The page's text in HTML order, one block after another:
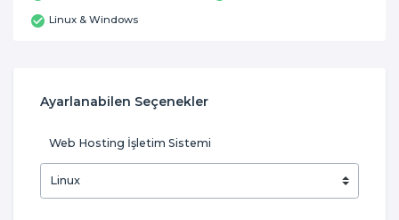
Linux & Windows
Ayarlanabilen Seçenekler
Web Hosting İşletim Sistemi